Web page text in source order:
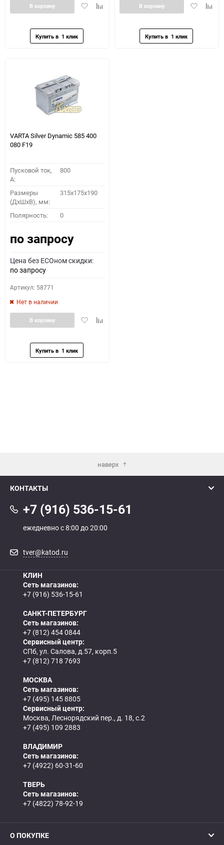
ДобавитьДобавить
В корзину
Добавить
В корзину
VARTA Silver Dynamic 585 400
080 F19
Пусковой ток,
A:
800
Размеры
(ДхШхВ), мм:
315x175x190
Полярность: 0
по запросу
Цена без ECOном скидки:
по запросу
Артикул: 58771
Нет в наличии
ДобавитьДобавить
В корзину
наверх
КОНТАКТЫ
+7 (916) 536-15-61
ежедневно с 8:00 до 20:00
tver@katod.ru
КЛИН
Сеть магазинов:
+7 (916) 536-15-61
САНКТ-ПЕТЕРБУРГ
Сеть магазинов:
+7 (812) 454 0844
Сервисный центр:
СПб, ул. Салова, д.57, корп.5
+7 (812) 718 7693
МОСКВА
Сеть магазинов:
+7 (495) 145 8805
Сервисный центр:
Москва, Леснорядский пер., д. 18, с.2
+7 (495) 109 2883
ВЛАДИМИР
Сеть магазинов:
+7 (4922) 60-31-60
ТВЕРЬ
Сеть магазинов:
+7 (4822) 78-92-19
О ПОКУПКЕ